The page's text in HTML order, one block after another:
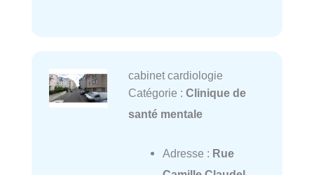
cabinet cardiologie
Catégorie : Clinique de
santé mentale
Adresse : Rue